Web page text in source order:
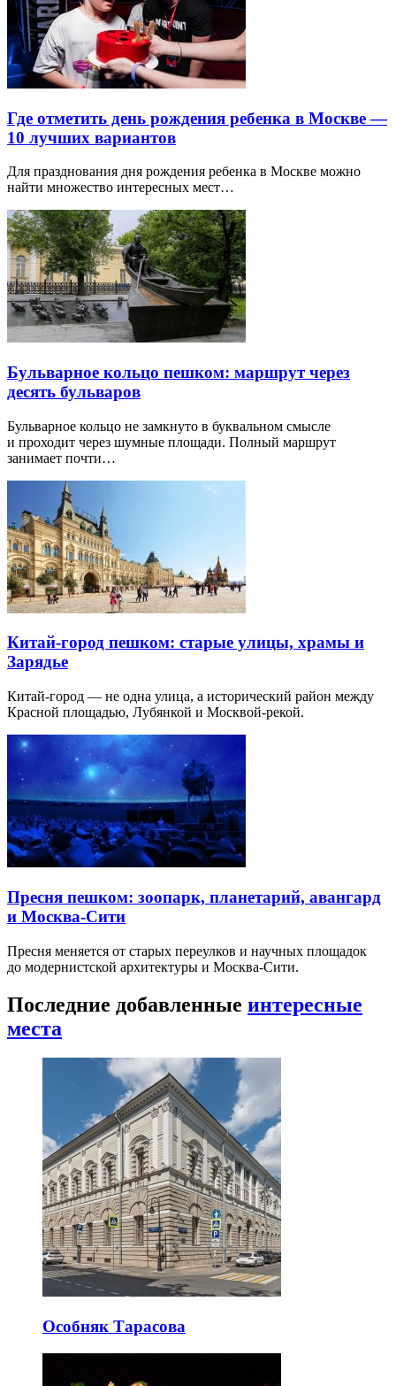
Где отметить день рождения ребенка в Москве —
10 лучших вариантов
Для празднования дня рождения ребенка в Москве можно
найти множество интересных мест…
Бульварное кольцо пешком: маршрут через
десять бульваров
Бульварное кольцо не замкнуто в буквальном смысле
и проходит через шумные площади. Полный маршрут
занимает почти…
Китай-город пешком: старые улицы, храмы и
Зарядье
Китай-город — не одна улица, а исторический район между
Красной площадью, Лубянкой и Москвой-рекой.
Пресня пешком: зоопарк, планетарий, авангард
и Москва-Сити
Пресня меняется от старых переулков и научных площадок
до модернистской архитектуры и Москва-Сити.
Последние добавленные интересные
места
Особняк Тарасова